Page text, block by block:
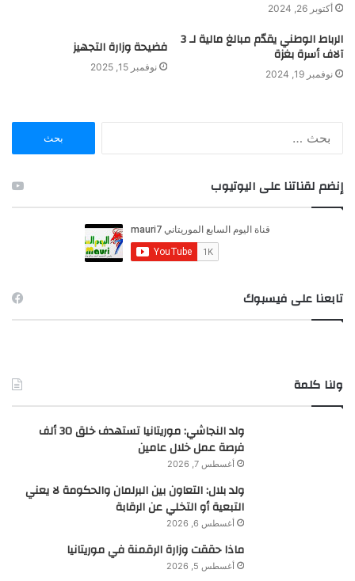
أكتوبر 26, 2024
الرباط الوطني يقدّم مبالغ مالية لـ 3
آلاف أسرة بغزة
نوفمبر 19, 2024
فضيحة وزارة التجهيز
نوفمبر 15, 2025
ن
:
إنضم لقناتنا على اليوتيوب
تابعنا على فيسبوك
ولنا كلمة
ولد النجاشي: موريتانيا تستهدف خلق 30 ألف
فرصة عمل خلال عامين
أغسطس 7, 2026
ولد بلال: التعاون بين البرلمان والحكومة لا يعني
التبعية أو التخلي عن الرقابة
أغسطس 6, 2026
ماذا حققت وزارة الرقمنة في موريتانيا
أغسطس 5, 2026